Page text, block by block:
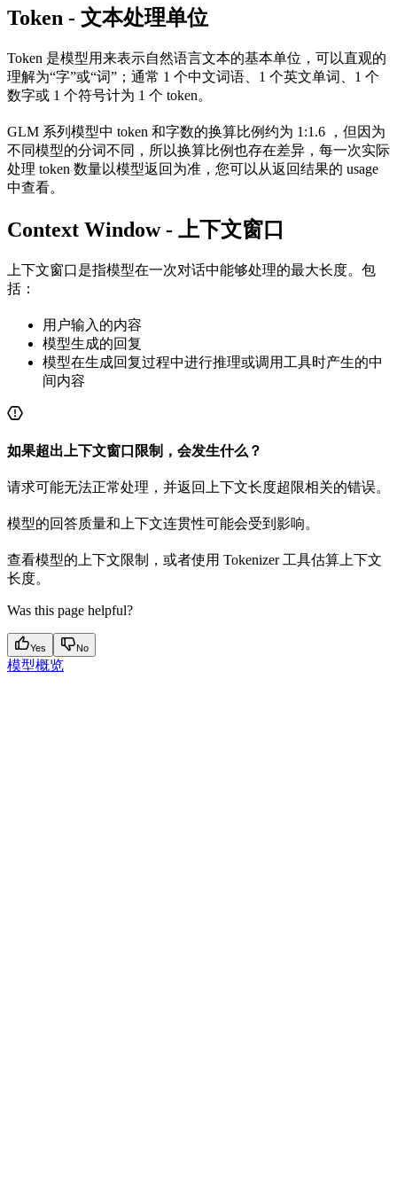
Token - 文本处理单位
Token 是模型用来表示自然语言文本的基本单位，可以直观的
理解为“字”或“词”；通常 1 个中文词语、1 个英文单词、1 个
数字或 1 个符号计为 1 个 token。
GLM 系列模型中 token 和字数的换算比例约为 1:1.6 ，但因为
不同模型的分词不同，所以换算比例也存在差异，每一次实际
处理 token 数量以模型返回为准，您可以从返回结果的 usage
中查看。
Context Window - 上下文窗口
上下文窗口是指模型在一次对话中能够处理的最大长度。包
括：
用户输入的内容
模型生成的回复
模型在生成回复过程中进行推理或调用工具时产生的中
间内容
如果超出上下文窗口限制，会发生什么？
请求可能无法正常处理，并返回上下文长度超限相关的错误。
模型的回答质量和上下文连贯性可能会受到影响。
查看模型的上下文限制，或者使用 Tokenizer 工具估算上下文
长度。
Was this page helpful?
Yes No
模型概览